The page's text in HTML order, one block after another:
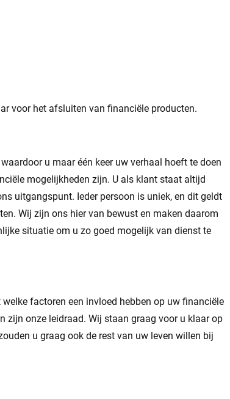
voor het afsluiten van financiële producten.
u maar één keer uw verhaal hoeft te doen
mogelijkheden zijn. U als klant staat altijd
uitgangspunt. Ieder persoon is uniek, en dit geldt
Wij zijn ons hier van bewust en maken daarom
situatie om u zo goed mogelijk van dienst te
factoren een invloed hebben op uw financiële
zijn onze leidraad. Wij staan graag voor u klaar op
u graag ook de rest van uw leven willen bij